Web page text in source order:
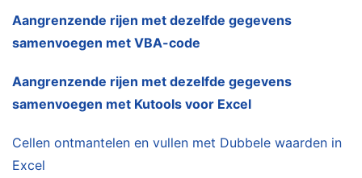
Aangrenzende rijen met dezelfde gegevens
samenvoegen met VBA-code
Aangrenzende rijen met dezelfde gegevens
samenvoegen met Kutools voor Excel
Cellen ontmantelen en vullen met Dubbele waarden in
Excel